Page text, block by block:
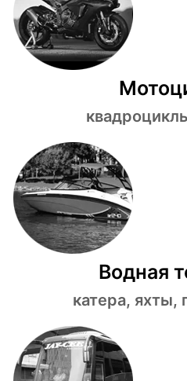
Водная
катера, яхты,